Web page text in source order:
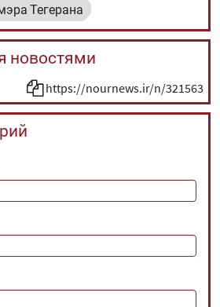
Тегерана
новостями
https://nournews.ir/n/321563